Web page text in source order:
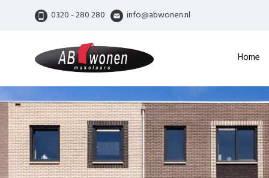
0320 - 280 280 info@abwonen.nl
Home